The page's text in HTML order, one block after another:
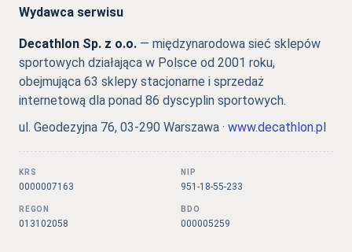
Wydawca serwisu
Decathlon Sp. z o.o. — międzynarodowa sieć sklepów
sportowych działająca w Polsce od 2001 roku,
obejmująca 63 sklepy stacjonarne i sprzedaż
internetową dla ponad 86 dyscyplin sportowych.
ul. Geodezyjna 76, 03-290 Warszawa · www.decathlon.pl
KRS
0000007163
NIP
951-18-55-233
REGON
013102058
BDO
000005259